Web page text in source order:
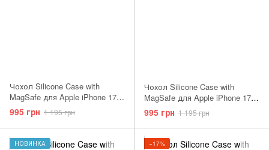
Чохол Silicone Case with
MagSafe для Apple iPhone 17
Pro Max Purple Fog AAA
995 грн 1 195 грн
Чохол Silicone Case with
MagSafe для Apple iPhone 17
Pro Orange AAA
995 грн 1 195 грн
НОВИНКА
−17%